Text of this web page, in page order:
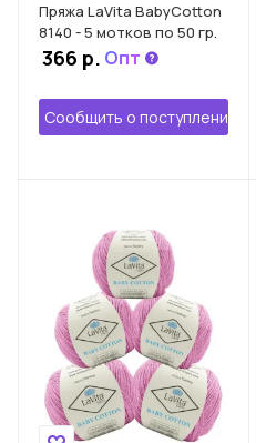
Пряжа LaVita BabyCotton
8140 - 5 мотков по 50 гр.
366 р. Опт
Сообщить о поступлении